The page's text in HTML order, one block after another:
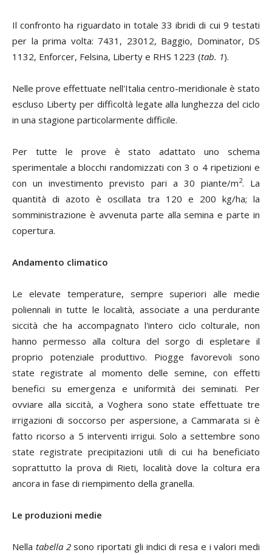
Il confronto ha riguardato in totale 33 ibridi di cui 9 testati
per la prima volta: 7431, 23012, Baggio, Dominator, DS
1132, Enforcer, Felsina, Liberty e RHS 1223 (tab. 1).
Nelle prove effettuate nell'Italia centro-meridionale è stato
escluso Liberty per difficoltà legate alla lunghezza del ciclo
in una stagione particolarmente difficile.
Per tutte le prove è stato adattato uno schema
sperimentale a blocchi randomizzati con 3 o 4 ripetizioni e
con un investimento previsto pari a 30 piante/m2. La
quantità di azoto è oscillata tra 120 e 200 kg/ha; la
somministrazione è avvenuta parte alla semina e parte in
copertura.
Andamento climatico
Le elevate temperature, sempre superiori alle medie
poliennali in tutte le località, associate a una perdurante
siccità che ha accompagnato l'intero ciclo colturale, non
hanno permesso alla coltura del sorgo di espletare il
proprio potenziale produttivo. Piogge favorevoli sono
state registrate al momento delle semine, con effetti
benefici su emergenza e uniformità dei seminati. Per
ovviare alla siccità, a Voghera sono state effettuate tre
irrigazioni di soccorso per aspersione, a Cammarata si è
fatto ricorso a 5 interventi irrigui. Solo a settembre sono
state registrate precipitazioni utili di cui ha beneficiato
soprattutto la prova di Rieti, località dove la coltura era
ancora in fase di riempimento della granella.
Le produzioni medie
Nella tabella 2 sono riportati gli indici di resa e i valori medi